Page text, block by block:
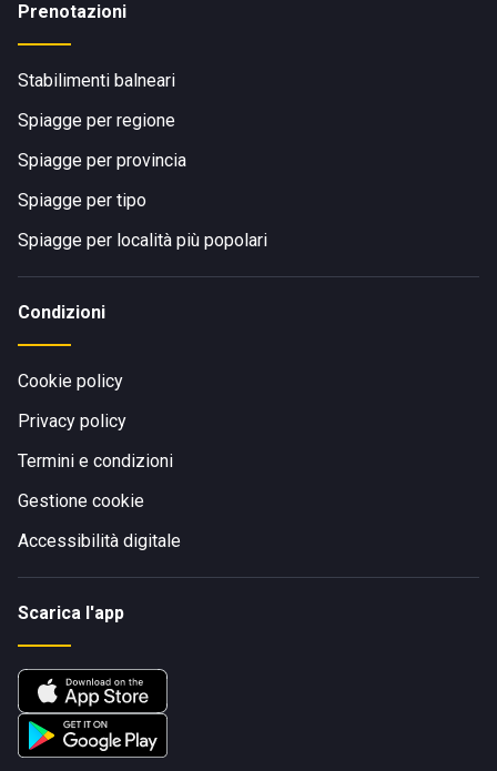
Prenotazioni
Stabilimenti balneari
Spiagge per regione
Spiagge per provincia
Spiagge per tipo
Spiagge per località più popolari
Condizioni
Cookie policy
Privacy policy
Termini e condizioni
Gestione cookie
Accessibilità digitale
Scarica l'app